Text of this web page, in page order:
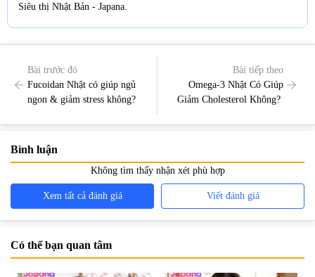
Siêu thị Nhật Bản - Japana.
Bài trước đó
Fucoidan Nhật có giúp ngủ
ngon & giảm stress không?
Bài tiếp theo
Omega-3 Nhật Có Giúp
Giảm Cholesterol Không?
Bình luận
Không tìm thấy nhận xét phù hợp
Xem tất cả đánh giá Viết đánh giá
Có thể bạn quan tâm